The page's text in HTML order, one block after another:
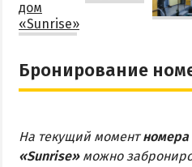
Бронирование
На текущий моментномера
«Sunrise»можно